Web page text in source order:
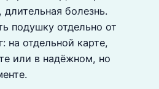
длительная болезнь.
подушку отдельно от
на отдельной карте,
или в надёжном, но